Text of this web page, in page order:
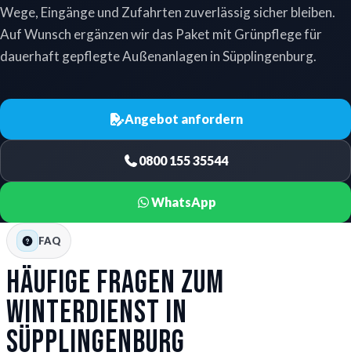
Wege, Eingänge und Zufahrten zuverlässig sicher bleiben.
Auf Wunsch ergänzen wir das Paket mit Grünpflege für
dauerhaft gepflegte Außenanlagen in Süpplingenburg.
Angebot anfordern
0800 155 35544
WhatsApp
FAQ
Häufige Fragen zum
Winterdienst in
Süpplingenburg